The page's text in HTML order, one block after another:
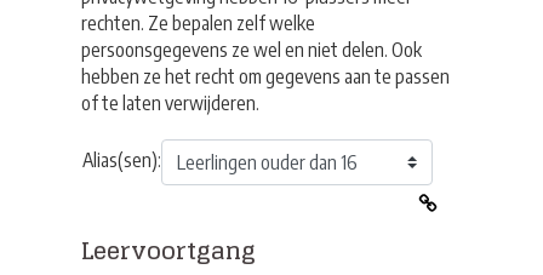
rechten. Ze bepalen zelf welke
persoonsgegevens ze wel en niet delen. Ook
hebben ze het recht om gegevens aan te passen
of te laten verwijderen.
Alias(sen):
Leervoortgang